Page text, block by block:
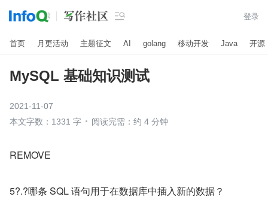
 登录
首页 月更活动 主题征文 AI golang 移动开发 Java 开源
MySQL 基础知识测试
2021-11-07
本文字数：1331 字
阅读完需：约 4 分钟
REMOVE
5?.?哪条 SQL 语句用于在数据库中插入新的数据？